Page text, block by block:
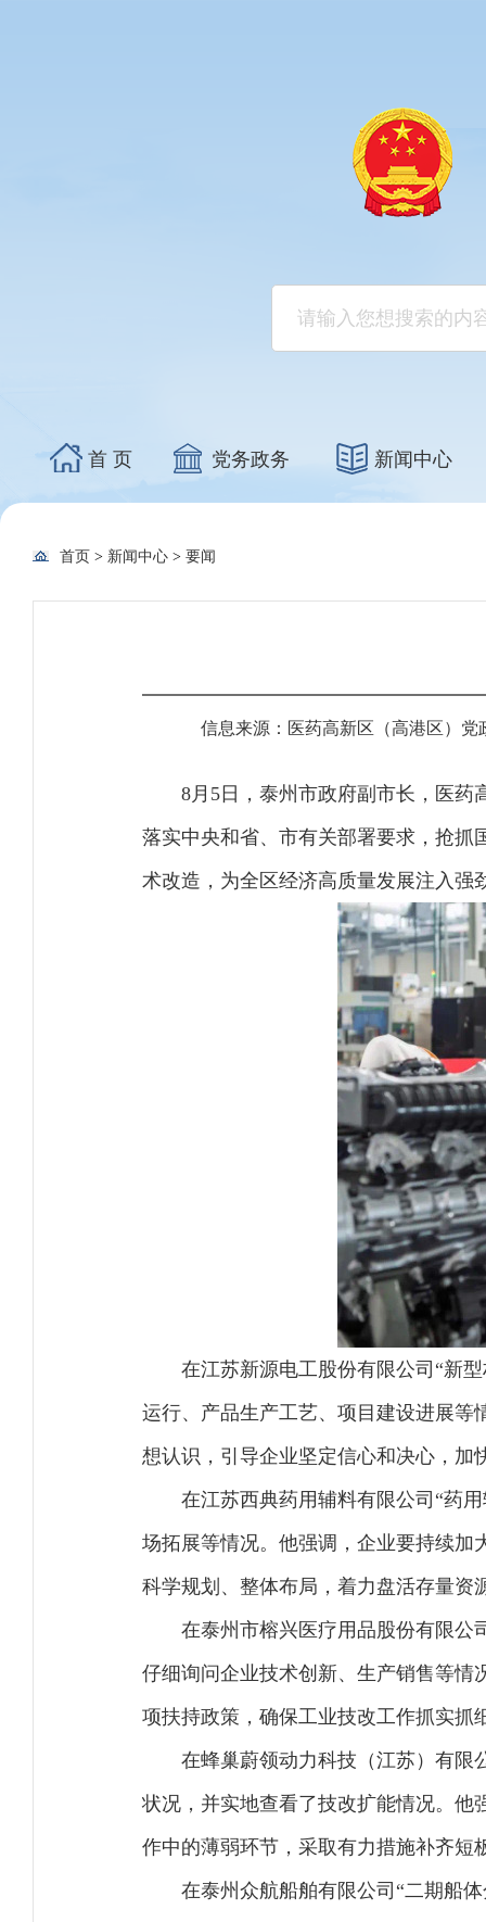
首 页 党务政务 新闻中心
首页 > 新闻中心 > 要闻
信息来源：医药高新区（高港区）
8月5日，泰州市政府副市长，医
落实中央和省、市有关部署要求，抢抓
术改造，为全区经济高质量发展注入强
在江苏新源电工股份有限公司“新
运行、产品生产工艺、项目建设进展等
想认识，引导企业坚定信心和决心，加
在江苏西典药用辅料有限公司“药
场拓展等情况。他强调，企业要持续加
科学规划、整体布局，着力盘活存量资
在泰州市榕兴医疗用品股份有限公
仔细询问企业技术创新、生产销售等情
项扶持政策，确保工业技改工作抓实抓
在蜂巢蔚领动力科技（江苏）有限
状况，并实地查看了技改扩能情况。他
作中的薄弱环节，采取有力措施补齐短
在泰州众航船舶有限公司“二期船